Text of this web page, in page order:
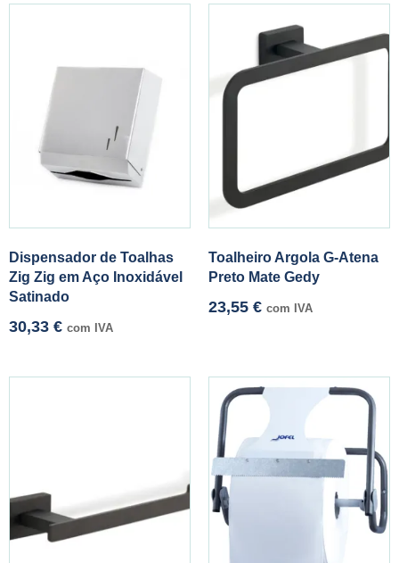
Dispensador de Toalhas
Zig Zig em Aço Inoxidável
Satinado
30,33 € com IVA
Toalheiro Argola G-Atena
Preto Mate Gedy
23,55 € com IVA